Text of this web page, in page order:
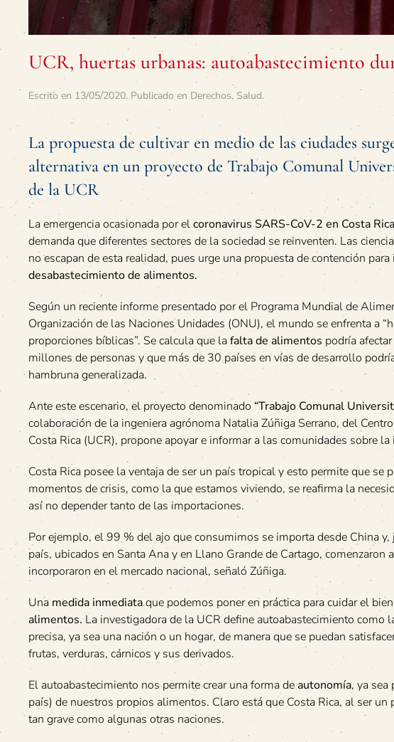
UCR, huertas urbanas: autoabastecimiento
Escrito en 13/05/2020. Publicado en Derechos, Salud.
La propuesta de cultivar en medio de las ciudades
alternativa en un proyecto de Trabajo Comunal
de la UCR
La emergencia ocasionada por elcoronavirus SARS-CoV-2 en Costa Rica
demanda que diferentes sectores de la sociedad se reinventen. Las
no escapan de esta realidad, pues urge una propuesta de contención
desabastecimiento de alimentos.
Según un reciente informe presentado por el Programa Mundial de
Organización de las Naciones Unidades (ONU), el mundo se enfrenta a
proporciones bíblicas”. Se calcula que lafalta de alimentos podría
millones de personas y que más de 30 países en vías de desarrollo
hambruna generalizada.
Ante este escenario, el proyecto denominado “Trabajo Comunal
colaboración de la ingeniera agrónoma Natalia Zúñiga Serrano, del
Costa Rica (UCR), propone apoyar e informar a las comunidades sobre
Costa Rica posee la ventaja de ser un país tropical y esto permite que
momentos de crisis, como la que estamos viviendo, se reafirma la
así no depender tanto de las importaciones.
Por ejemplo, el 99 % del ajo que consumimos se importa desde China
país, ubicados en Santa Ana y en Llano Grande de Cartago,
incorporaron en el mercado nacional, señaló Zúñiga.
Una medida inmediataque podemos poner en práctica para cuidar el
alimentos. La investigadora de la UCR define autoabastecimiento
precisa, ya sea una nación o un hogar, de manera que se puedan
frutas, verduras, cárnicos y sus derivados.
El autoabastecimiento nos permite crear una forma deautonomía, ya sea
país) de nuestros propios alimentos. Claro está que Costa Rica, al ser
tan grave como algunas otras naciones.